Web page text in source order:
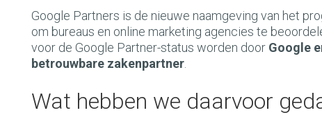
Google Partners is de nieuwe naamgeving van het
om bureaus en online marketing agencies te
voor de Google Partner-status worden door Google
betrouwbare zakenpartner
Wat hebben we daarvoor